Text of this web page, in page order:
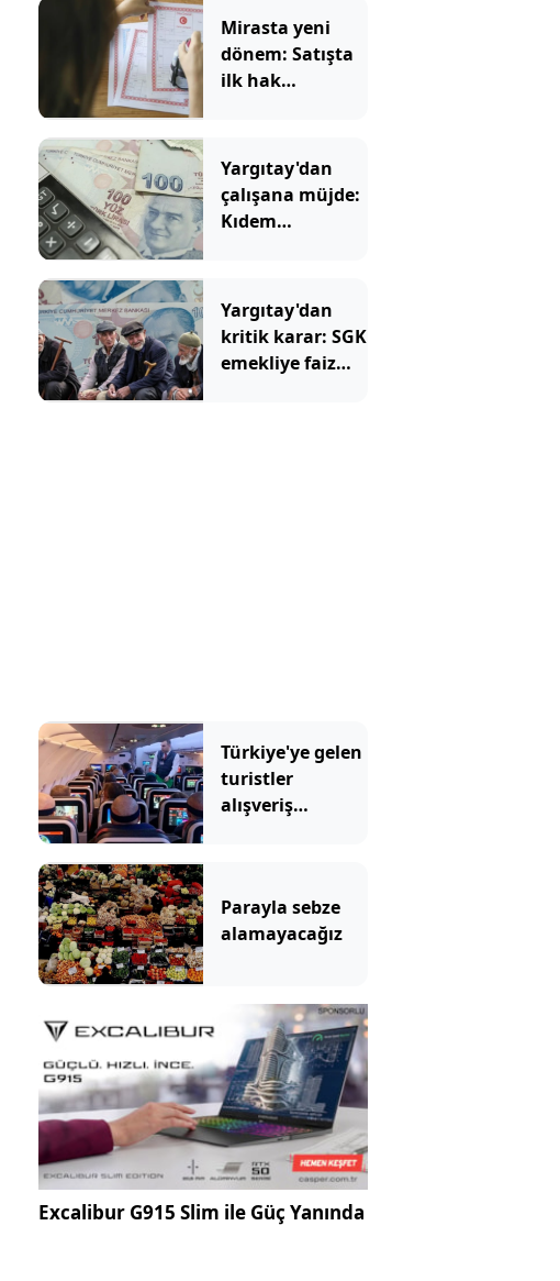
Mirasta yeni
dönem: Satışta
ilk hak
Yargıtay'dan
çalışana müjde:
Kıdem
Yargıtay'dan
kritik karar: SGK
emekliye faiz
Türkiye'ye gelen
turistler
alışveriş
Parayla sebze
alamayacağız
Excalibur G915 Slim ile Güç Yanında